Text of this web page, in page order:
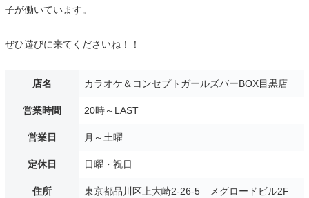
子が働いています。
ぜひ遊びに来てくださいね！！
店名 カラオケ＆コンセプトガールズバーBOX目黒店
営業時間 20時～LAST
営業日 月～土曜
定休日 日曜・祝日
住所 東京都品川区上大崎2-26-5 メグロードビル2F